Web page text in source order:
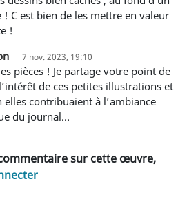
! C est bien de les mettre en valeur
!
7 nov. 2023, 19:10
de ces petites illustrations et
elles contribuaient à l’ambiance
du journal…
sur cette œuvre,